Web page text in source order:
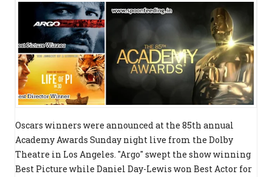
Oscars winners were announced at the 85th annual
Academy Awards Sunday night live from the Dolby
Theatre in Los Angeles. "Argo" swept the show winning
Best Picture while Daniel Day-Lewis won Best Actor for